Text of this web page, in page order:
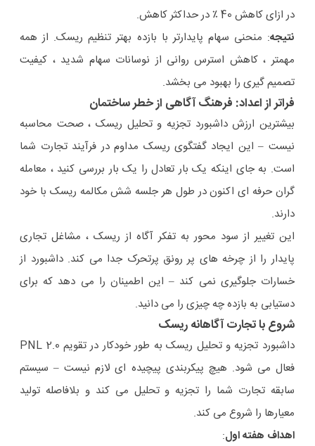
در ازای کاهش 40 ٪ در حداکثر کاهش.
نتیجه: منحنی سهام پایدارتر با بازده بهتر تنظیم ریسک. از همه
مهمتر ، کاهش استرس روانی از نوسانات سهام شدید ، کیفیت
تصمیم گیری را بهبود می بخشد.
فراتر از اعداد: فرهنگ آگاهی از خطر ساختمان
بیشترین ارزش داشبورد تجزیه و تحلیل ریسک ، صحت محاسبه
نیست – این ایجاد گفتگوی ریسک مداوم در فرآیند تجارت شما
است. به جای اینکه یک بار تعادل را یک بار بررسی کنید ، معامله
گران حرفه ای اکنون در طول هر جلسه شش مکالمه ریسک با خود
دارند.
این تغییر از سود محور به تفکر آگاه از ریسک ، مشاغل تجاری
پایدار را از چرخه های پر رونق پرتحرک جدا می کند. داشبورد از
خسارات جلوگیری نمی کند – این اطمینان را می دهد که برای
دستیابی به بازده چه چیزی را می دانید.
شروع با تجارت آگاهانه ریسک
داشبورد تجزیه و تحلیل ریسک به طور خودکار در تقویم PNL 2.0
فعال می شود. هیچ پیکربندی پیچیده ای لازم نیست – سیستم
سابقه تجارت شما را تجزیه و تحلیل می کند و بلافاصله تولید
معیارها را شروع می کند.
اهداف هفته اول: